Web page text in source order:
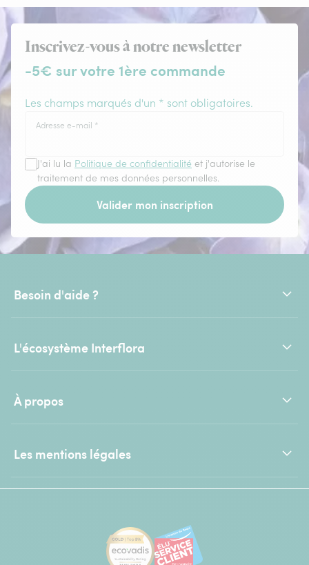
Inscrivez-vous à notre newsletter
-5€ sur votre 1ère commande
Les champs marqués d'un * sont obligatoires.
Adresse e-mail *
J'ai lu la Politique de confidentialité et j'autorise le
traitement de mes données personnelles.
Valider mon inscription
Besoin d'aide ?
L'écosystème Interflora
À propos
Les mentions légales